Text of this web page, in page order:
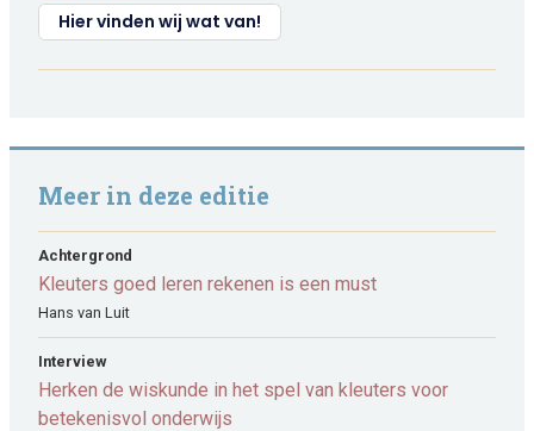
Hier vinden wij wat van!
Meer in deze editie
Achtergrond
Kleuters goed leren rekenen is een must
Hans van Luit
Interview
Herken de wiskunde in het spel van kleuters voor
betekenisvol onderwijs